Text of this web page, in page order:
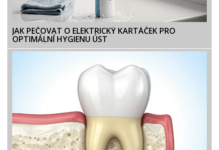
JAK PEČOVAT O ELEKTRICKÝ KARTÁČEK PRO
OPTIMÁLNÍ HYGIENU ÚST